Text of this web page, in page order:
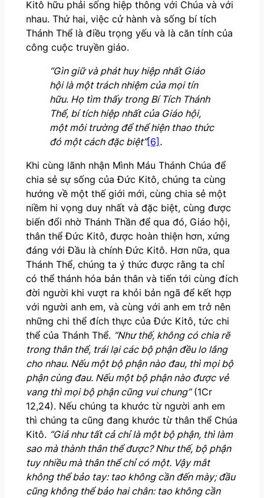
Kitô hữu phải sống hiệp thông với Chúa và với
nhau. Thứ hai, việc cử hành và sống bí tích
Thánh Thể là điều trọng yếu và là căn tính của
công cuộc truyền giáo.
“Gìn giữ và phát huy hiệp nhất Giáo
hội là một trách nhiệm của mọi tín
hữu. Họ tìm thấy trong Bí Tích Thánh
Thể, bí tích hiệp nhất của Giáo hội,
một môi trường để thể hiện thao thức
đó một cách đặc biệt”[6] .
Khi cùng lãnh nhận Mình Máu Thánh Chúa để
chia sẻ sự sống của Đức Kitô, chúng ta cùng
hướng về một thế giới mới, cùng chia sẻ một
niềm hi vọng duy nhất và đặc biệt, cùng được
biến đổi nhờ Thánh Thần để qua đó, Giáo hội,
thân thể Đức Kitô, được hoàn thiện hơn, xứng
đáng với Đầu là chính Đức Kitô. Hơn nữa, qua
Thánh Thể, chúng ta ý thức được rằng ta chỉ
có thể thánh hóa bản thân và tiến tới cùng đích
đời người khi vượt ra khỏi bản ngã để kết hợp
với người anh em, và cùng với anh em trở nên
những chi thể đích thực của Đức Kitô, tức chi
thể của Thánh Thể. “Như thế, không có chia rẽ
trong thân thể, trái lại các bộ phận đều lo lắng
cho nhau. Nếu một bộ phận nào đau, thì mọi bộ
phận cùng đau. Nếu một bộ phận nào được vẻ
vang thì mọi bộ phận cũng vui chung”(1Cr
12,24). Nếu chúng ta khước từ người anh em
thì chúng ta cũng đang khước từ thân thể Chúa
Kitô. “Giả như tất cả chỉ là một bộ phận, thì làm
sao mà thành thân thể được? Như thế, bộ phận
tuy nhiều mà thân thể chỉ có một. Vậy mắt
không thể bảo tay: tao không cần đến mày; đầu
cũng không thể bảo hai chân: tao không cần